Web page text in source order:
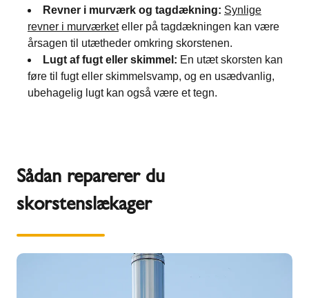
Revner i murværk og tagdækning: Synlige
revner i murværketeller på tagdækningen kan være
årsagen til utætheder omkring skorstenen.
Lugt af fugt eller skimmel: En utæt skorsten kan
føre til fugt eller skimmelsvamp, og en usædvanlig,
ubehagelig lugt kan også være et tegn.
Sådan reparerer du
skorstenslækager